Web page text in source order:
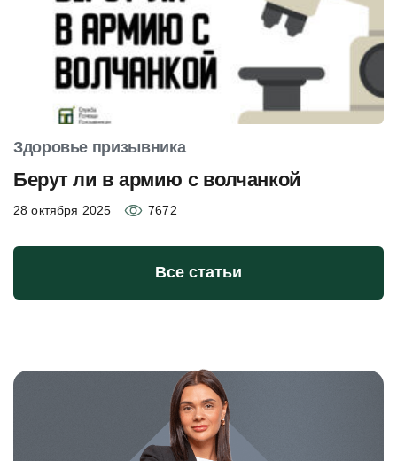
Здоровье призывника
Берут ли в армию с волчанкой
28 октября 2025 7672
Все статьи